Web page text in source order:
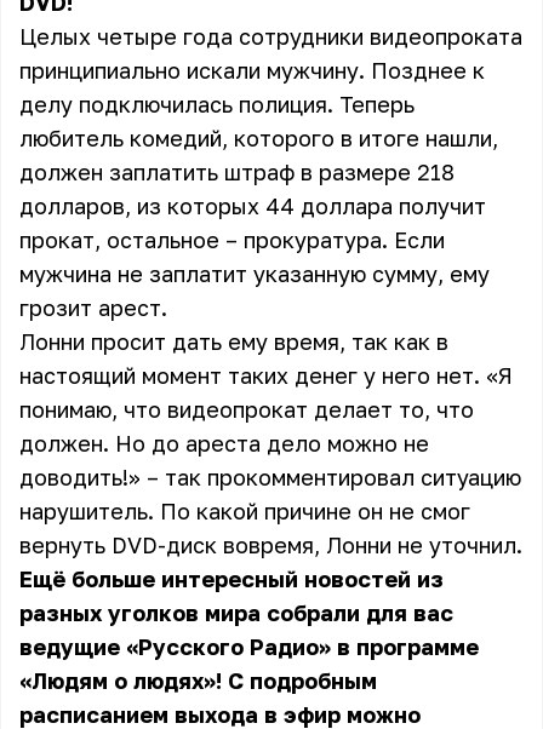
Целых четыре года сотрудники видеопроката
принципиально искали мужчину. Позднее к
делу подключилась полиция. Теперь
любитель комедий, которого в итоге нашли,
должен заплатить штраф в размере 218
долларов, из которых 44 доллара получит
прокат, остальное – прокуратура. Если
мужчина не заплатит указанную сумму, ему
грозит арест.
Лонни просит дать ему время, так как в
настоящий момент таких денег у него нет. «Я
понимаю, что видеопрокат делает то, что
должен. Но до ареста дело можно не
доводить!» – так прокомментировал ситуацию
нарушитель. По какой причине он не смог
вернуть DVD-диск вовремя, Лонни не уточнил.
Ещё больше интересный новостей из
разных уголков мира собрали для вас
ведущие «Русского Радио» в программе
«Людям о людях»! С подробным
расписанием выхода в эфир можно